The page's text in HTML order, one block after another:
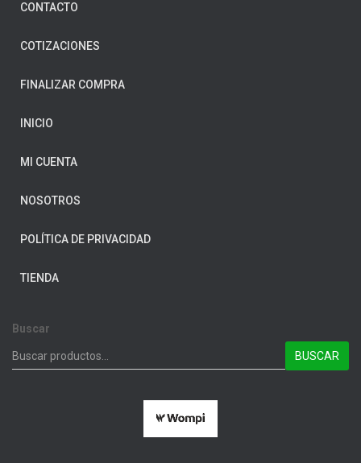
CONTACTO
COTIZACIONES
FINALIZAR COMPRA
INICIO
MI CUENTA
NOSOTROS
POLÍTICA DE PRIVACIDAD
TIENDA
Buscar
BUSCAR